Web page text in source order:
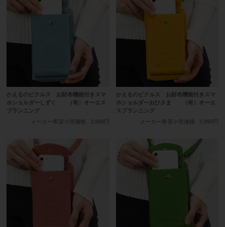
かえるのピクルス お財布機能付きスマ
ホショルダーしずく （有）オーエス
プランニング
メーカー希望小売価格
3,990円
かえるのピクルス お財布機能付きスマ
ホショルダーおひさま （有）オーエ
スプランニング
メーカー希望小売価格
3,990円